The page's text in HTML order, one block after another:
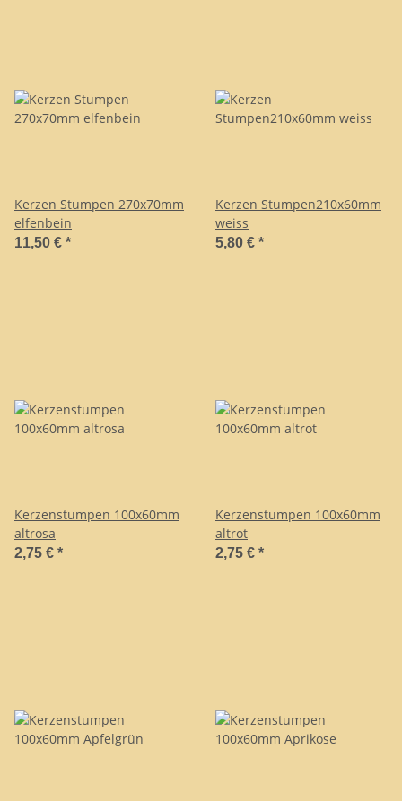
Kerzen Stumpen 270x70mm
elfenbein
11,50 € *
Kerzen Stumpen210x60mm
weiss
5,80 € *
Kerzenstumpen 100x60mm
altrosa
2,75 € *
Kerzenstumpen 100x60mm
altrot
2,75 € *